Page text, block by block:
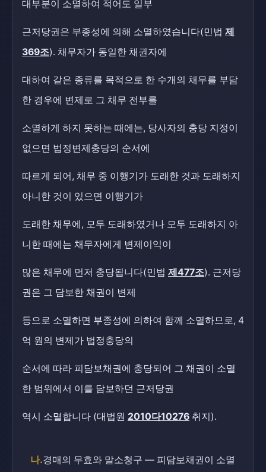
대부분이 소멸하여 적어도 일부
근저당권은 부종성에 의해 소멸하였습니다(민법 제
369조). 채무자가 동일한 채권자에
대하여 같은 종류를 목적으로 한 수개의 채무를 부담
한 경우에 변제로 그 채무 전부를
소멸하게 하지 못하는 때에는, 당사자의 충당 지정이
없으면 법정변제충당의 순서에
따르게 되어, 채무 중 이행기가 도래한 것과 도래하지
아니한 것이 있으면 이행기가
도래한 채무에, 모두 도래하였거나 모두 도래하지 아
니한 때에는 채무자에게 변제이익이
많은 채무에 먼저 충당됩니다(민법 제477조). 근저당
권은 그 담보한 채권이 변제
등으로 소멸하면 부종성에 의하여 함께 소멸하므로, 4
억 원의 변제가 법정충당의
순서에 따라 피담보채권에 충당되어 그 채권이 소멸
한 범위에서 이를 담보하던 근저당권
역시 소멸합니다 (대법원 2010다10276 취지).
나.경매의 무효와 말소청구 — 피담보채권이 소멸